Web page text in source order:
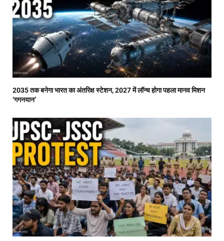
2035 तक बनेगा भारत का अंतरिक्ष स्टेशन, 2027 में लॉन्च होगा पहला मानव मिशन
‘गगनयान’